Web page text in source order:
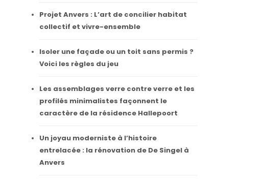
Projet Anvers : L’art de concilier habitat
collectif et vivre-ensemble
Isoler une façade ou un toit sans permis ?
Voici les règles du jeu
Les assemblages verre contre verre et les
profilés minimalistes façonnent le
caractère de la résidence Hallepoort
Un joyau moderniste à l’histoire
entrelacée : la rénovation de De Singel à
Anvers